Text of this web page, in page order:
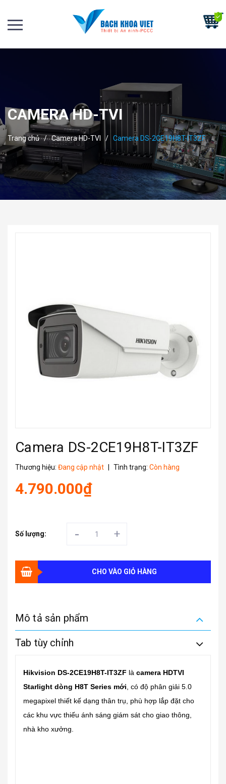
CAMERA HD-TVI
Trang chủ / Camera HD-TVI / Camera DS-2CE19H8T-IT3ZF
Camera DS-2CE19H8T-IT3ZF
Thương hiệu: Đang cập nhật Tình trạng: Còn hàng
4.790.000₫
Số lượng: - +
CHO VÀO GIỎ HÀNG
Mô tả sản phẩm
Tab tùy chỉnh
Hikvision DS-2CE19H8T-IT3ZF là camera HDTVI
Starlight dòng H8T Series mới , có độ phân giải 5.0
megapixel thiết kế dạng thân trụ, phù hợp lắp đặt cho
các khu vực thiếu ánh sáng giám sát cho giao thông,
nhà kho xưởng.